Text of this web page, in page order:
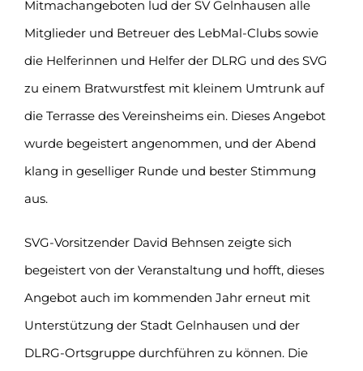
Mitmachangeboten lud der SV Gelnhausen alle
Mitglieder und Betreuer des LebMal-Clubs sowie
die Helferinnen und Helfer der DLRG und des SVG
zu einem Bratwurstfest mit kleinem Umtrunk auf
die Terrasse des Vereinsheims ein. Dieses Angebot
wurde begeistert angenommen, und der Abend
klang in geselliger Runde und bester Stimmung
aus.
SVG-Vorsitzender David Behnsen zeigte sich
begeistert von der Veranstaltung und hofft, dieses
Angebot auch im kommenden Jahr erneut mit
Unterstützung der Stadt Gelnhausen und der
DLRG-Ortsgruppe durchführen zu können. Die